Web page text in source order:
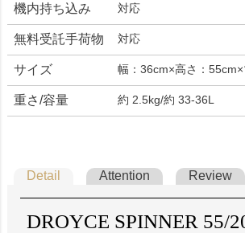
機内持ち込み 対応
無料受託手荷物 対応
サイズ 幅：36cm×高さ：
重さ/容量 約 2.5kg/約 33-36L
Detail Attention Review
DROYCE SPINNER 55/